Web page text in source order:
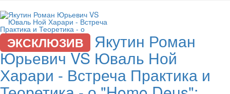
ЭКСКЛЮЗИВ Якутин Роман
Юрьевич VS Юваль Ной
Харари - Встреча Практика и